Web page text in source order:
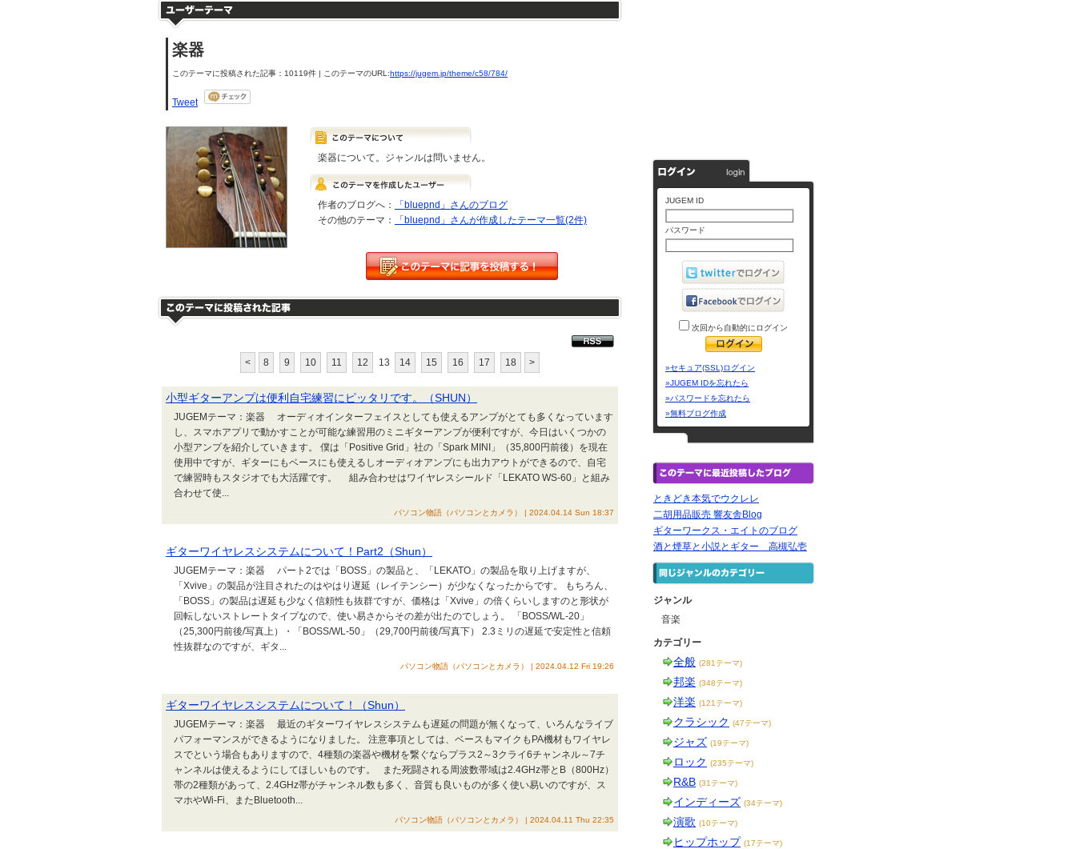
楽器
このテーマに投稿された記事：10119件 | このテーマのURL:https://jugem.jp/theme/c58/784/
Tweet
楽器について。ジャンルは問いません。
作者のブログへ：
「bluepnd」さんのブログ
その他のテーマ：
「bluepnd」さんが作成したテーマ一覧(2件)
< 8 9 10 11 12 13 14 15 16 17 18 >
小型ギターアンプは便利自宅練習にピッタリです。（SHUN）
JUGEMテーマ：楽器 オーディオインターフェイスとしても使えるアンプがとても多くなっています
し、スマホアプリで動かすことが可能な練習用のミニギターアンプが便利ですが、今日はいくつかの
小型アンプを紹介していきます。 僕は「Positive Grid」社の「Spark MINI」（35,800円前後）を現在
使用中ですが、ギターにもベースにも使えるしオーディオアンプにも出力アウトができるので、自宅
で練習時もスタジオでも大活躍です。 組み合わせはワイヤレスシールド「LEKATO WS-60」と組み
合わせて使...
パソコン物語（パソコンとカメラ） | 2024.04.14 Sun 18:37
ギターワイヤレスシステムについて！Part2（Shun）
JUGEMテーマ：楽器 パート2では「BOSS」の製品と、「LEKATO」の製品を取り上げますが、
「Xvive」の製品が注目されたのはやはり遅延（レイテンシー）が少なくなったからです。 もちろん、
「BOSS」の製品は遅延も少なく信頼性も抜群ですが、価格は「Xvive」の倍くらいしますのと形状が
回転しないストレートタイプなので、使い易さからその差が出たのでしょう。 「BOSS/WL-20」
（25,300円前後/写真上）・「BOSS/WL-50」（29,700円前後/写真下） 2.3ミリの遅延で安定性と信頼
性抜群なのですが、ギタ...
パソコン物語（パソコンとカメラ） | 2024.04.12 Fri 19:26
ギターワイヤレスシステムについて！（Shun）
JUGEMテーマ：楽器 最近のギターワイヤレスシステムも遅延の問題が無くなって、いろんなライブ
パフォーマンスができるようになりました。 注意事項としては、ベースもマイクもPA機材もワイヤレ
スでという場合もありますので、4種類の楽器や機材を繋ぐならプラス2～3クライ6チャンネル～7チ
ャンネルは使えるようにしてほしいものです。 また死闘される周波数帯域は2.4GHz帯とB（800Hz）
帯の2種類があって、2.4GHz帯がチャンネル数も多く、音質も良いものが多く使い易いのですが、ス
マホやWi-Fi、またBluetooth...
パソコン物語（パソコンとカメラ） | 2024.04.11 Thu 22:35
JUGEM ID
パスワード
次回から自動的にログイン
»セキュア(SSL)ログイン
»JUGEM IDを忘れたら
»パスワードを忘れたら
»無料ブログ作成
ときどき本気でウクレレ
二胡用品販売 響友舎Blog
ギターワークス・エイトのブログ
酒と煙草と小説とギター 高槻弘壱
ジャンル
音楽
カテゴリー
全般 (281テーマ)
邦楽 (348テーマ)
洋楽 (121テーマ)
クラシック (47テーマ)
ジャズ (19テーマ)
ロック (235テーマ)
R&B (31テーマ)
インディーズ (34テーマ)
演歌 (10テーマ)
ヒップホップ (17テーマ)